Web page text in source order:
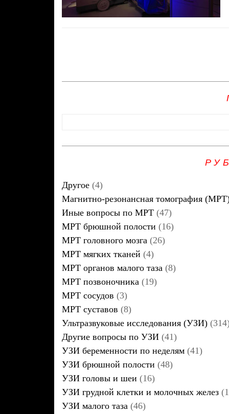
Другое (4)
Магнитно-резонансная томография
Иные вопросы по МРТ (47)
МРТ брюшной полости (16)
МРТ головного мозга (26)
МРТ мягких тканей (4)
МРТ органов малого таза (8)
МРТ позвоночника (19)
МРТ сосудов (3)
МРТ суставов (8)
Ультразвуковые исследования (УЗИ)
Другие вопросы по УЗИ (41)
УЗИ беременности по неделям (41)
УЗИ брюшной полости (48)
УЗИ головы и шеи (16)
УЗИ грудной клетки и молочных желез
УЗИ малого таза (46)